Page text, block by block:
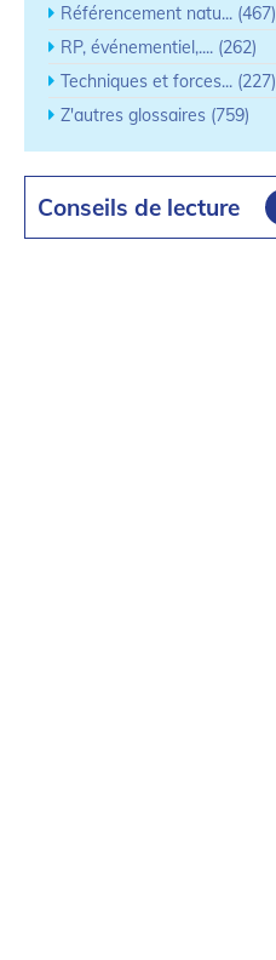
Référencement natu... (467)
RP, événementiel,.... (262)
Techniques et forces... (227)
Z'autres glossaires (759)
Conseils de lecture